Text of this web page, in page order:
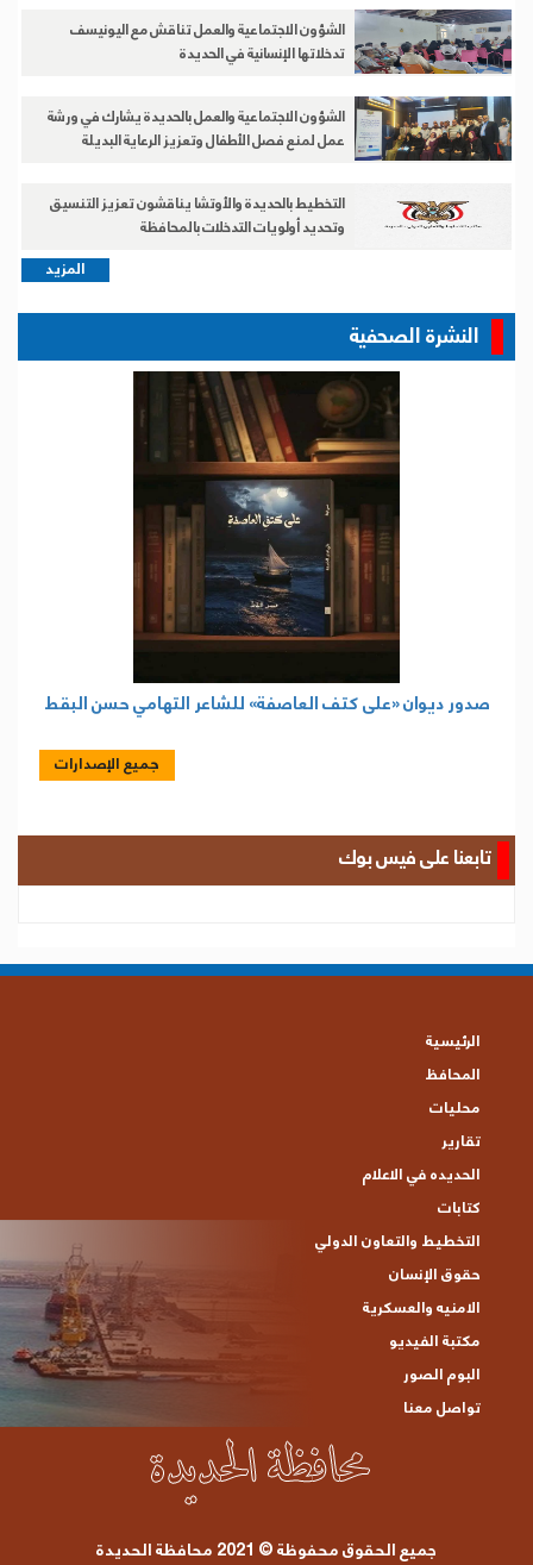
الشؤون الاجتماعية والعمل تناقش مع اليونيسف
تدخلاتها الإنسانية في الحديدة
الشؤون الاجتماعية والعمل بالحديدة يشارك في ورشة
عمل لمنع فصل الأطفال وتعزيز الرعاية البديلة
التخطيط بالحديدة والأوتشا يناقشون تعزيز التنسيق
وتحديد أولويات التدخلات بالمحافظة
المزيد
النشرة الصحفية
صدور ديوان «على كتف العاصفة» للشاعر التهامي حسن البقط
جميع الإصدارات
تابعنا على فيس بوك
الرئيسية
المحافظ
محليات
تقارير
الحديده في الاعلام
كتابات
التخطيط والتعاون الدولي
حقوق الإنسان
الامنيه والعسكرية
مكتبة الفيديو
البوم الصور
تواصل معنا
جميع الحقوق محفوظة © 2021 محافظة الحديدة